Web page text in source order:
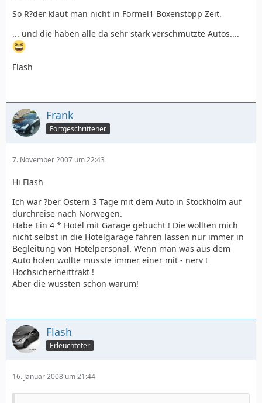
So R?der klaut man nicht in Formel1 Boxenstopp Zeit.
... und die haben alle da sehr stark verschmutzte Autos....
Flash
Frank
Fortgeschrittener
7. November 2007 um 22:43
Hi Flash
Ich war ?ber Ostern 3 Tage mit dem Auto in Stockholm auf
durchreise nach Norwegen.
Habe Ein 4 * Hotel mit Garage gebucht ! Die wollten mich
nicht selbst in die Hotelgarage fahren lassen nur immer in
Begleitung von Hotelpersonal. Wenn man was aus dem
Auto holen wollte musste immer einer mit - nerv !
Hochsicherheittrakt !
Aber die wussten schon warum!
Flash
Erleuchteter
16. Januar 2008 um 21:44